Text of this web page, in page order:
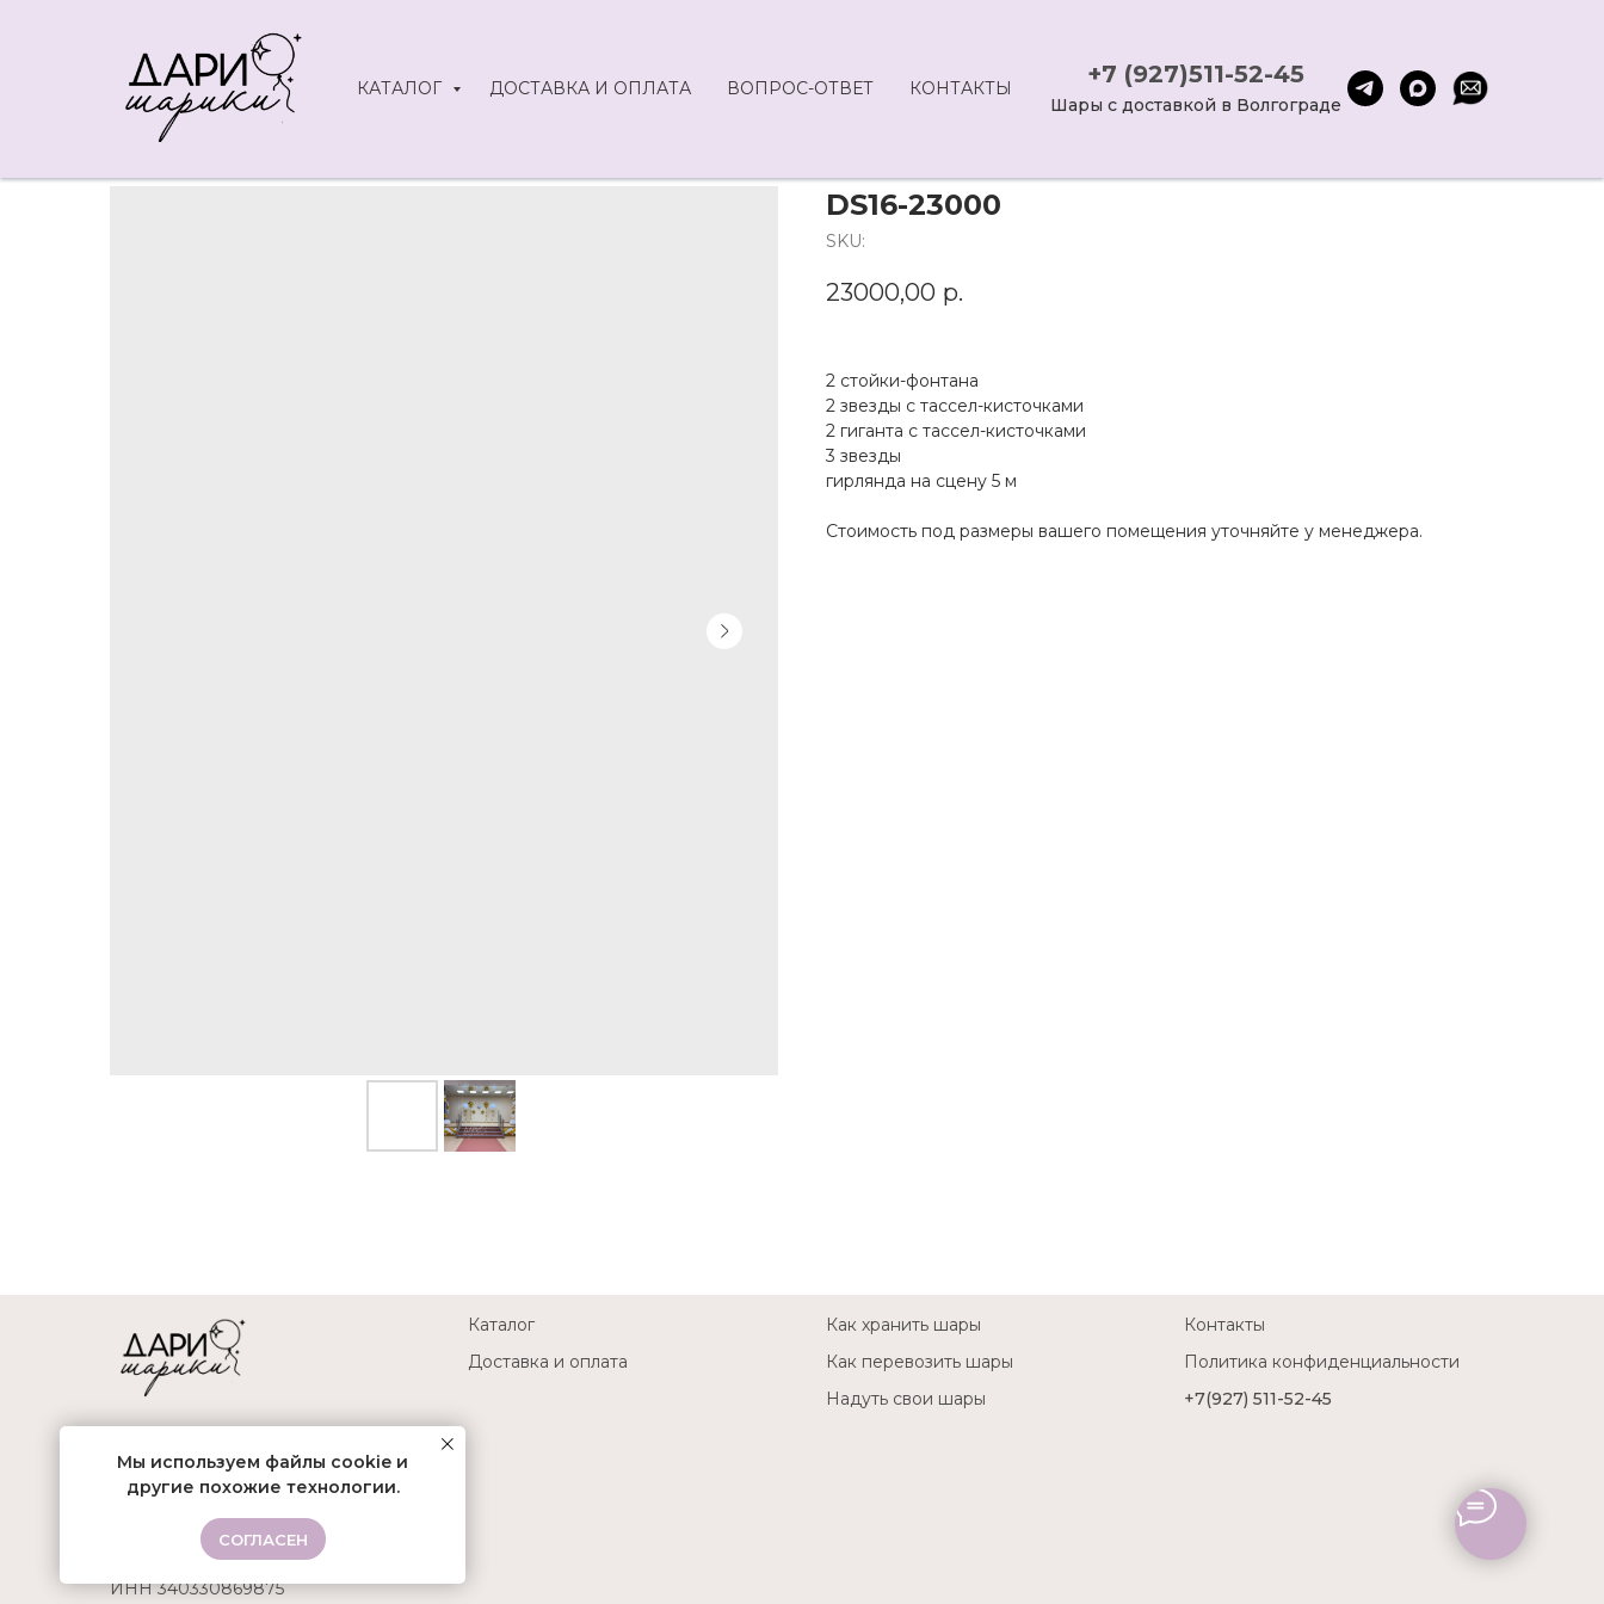
2, "name": "Шары на выпускной", "item": "https://shariki34.ru/shariki-na-vypusknoi" }] }
КАТАЛОГ ДОСТАВКА И ОПЛАТА ВОПРОС-ОТВЕТ КОНТАКТЫ +7 (927)511-52-45
Шары с доставкой в Волгограде
Мы используем файлы cookie и
другие похожие технологии.
СОГЛАСЕН
DS16-23000
SKU:
23000,00 р.
2 стойки-фонтана
2 звезды с тассел-кисточками
2 гиганта с тассел-кисточками
3 звезды
гирлянда на сцену 5 м
Стоимость под размеры вашего помещения уточняйте у менеджера.
Не является публичной офертой.
ИП Клименко Максим Сергеевич
ОГРНИП 314345508700016
ИНН 340330869875
Каталог
Доставка и оплата
Как хранить шары
Как перевозить шары
Надуть свои шары
Контакты
Политика конфиденциальности
+7(927) 511-52-45